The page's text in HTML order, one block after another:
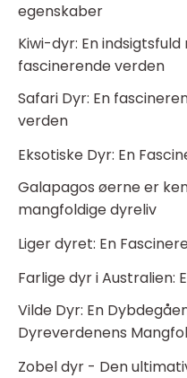
egenskaber
Kiwi-dyr: En indsigtsfuld
fascinerende verden
Safari Dyr: En
verden
Eksotiske Dyr: En
Galapagos øerne er
mangfoldige dyreliv
Liger dyret: En
Farlige dyr i
Vilde Dyr: En
Dyreverdenens
Zobel dyr - Den